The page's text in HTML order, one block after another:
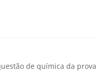
de química da prova